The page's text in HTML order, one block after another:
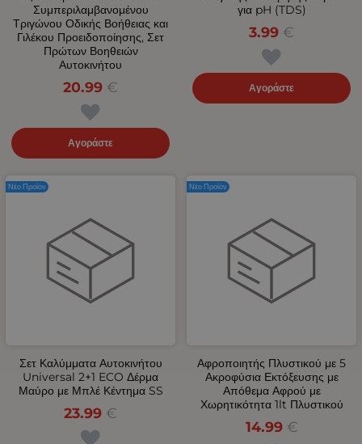
Συμπεριλαμβανομένου
Τριγώνου Οδικής Βοήθειας και
Γιλέκου Προειδοποίησης, Σετ
Πρώτων Βοηθειών
Αυτοκινήτου
20.99 €
Αγοράστε
για pH (TDS)
3.99 €
Αγοράστε
Σετ Καλύμματα Αυτοκινήτου
Universal 2+1 ECO Δέρμα
Μαύρο με Μπλέ Κέντημα SS
23.99 €
Νέο Προϊόν
Αφροποιητής Πλυστικού με 5
Ακροφύσια Εκτόξευσης με
Απόθεμα Αφρού με
Χωρητικότητα 1lt Πλυστικού
14.99 €
Νέο Προϊόν